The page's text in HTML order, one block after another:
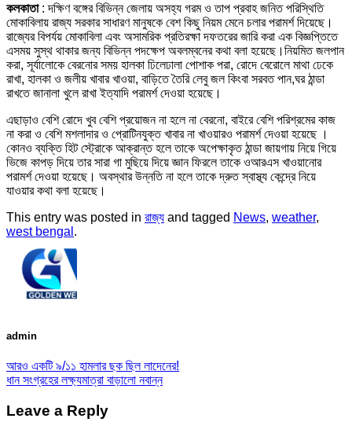
কলকাতা: দক্ষিণ বঙ্গের বিভিন্ন জেলায় অসহ্য গরম ও তাপ প্রবাহ জনিত পরিস্থিতি
মোকাবিলায় রাজ্য সরকার সাধারণ মানুষকে বেশ কিছু নিয়ম মেনে চলার পরামর্শ দিয়েছে।
রাজ্যের বিপর্যয় মোকাবিলা এবং অসামরিক প্রতিরক্ষা দফতরের জারি করা এক বিজ্ঞপ্তিতে
এসময় সুস্থ থাকার জন্য বিভিন্ন পদক্ষেপ অবলম্বনের কথা বলা হয়েছে।নিয়মিত জলপান
করা, সূর্যালোকে বেরনোর সময় হালকা ঢিলেঢালা পোশাক পরা, রোদে বেরোলে মাথা ঢেকে
রাখা, হালকা ও জলীয় খাবার খাওয়া, বাড়িতে তৈরি লেবু জল কিংবা সরবত পান,ঘর ঠান্ডা
রাখতে জানালা খুলে রাখা ইত্যাদি পরামর্শ দেওয়া হয়েছে।
এছাড়াও বেশি রোদে খুব বেশি প্রয়োজন না হলে না বেরনো, বাইরে বেশি পরিশ্রমের কাজ
না করা ও বেশি মশলাদার ও প্রোটিনযুক্ত খাবার না খাওয়ারও পরামর্শ দেওয়া হয়েছে ।
কোনও ব্যক্তি হিট স্ট্রোকে আক্রান্ত হলে তাকে অপেক্ষাকৃত ঠান্ডা জায়গায় নিয়ে গিয়ে
ভিজে কাপড় দিয়ে তার সারা গা মুছিয়ে দিয়ে জ্ঞান ফিরলে তাকে ওআরএস খাওয়ানোর
পরামর্শ দেওয়া হয়েছে। অবস্থার উন্নতি না হলে তাকে দ্রুত স্বাস্থ্য কেন্দ্রে নিয়ে
যাওয়ার কথা বলা হয়েছে।
This entry was posted in রাজ্য and tagged News, weather,
west bengal .
admin
আরও একটি ৯/১১ হামলার ছক ছিল লাদেনের!
ধান সংগ্রহের লক্ষ্যমাত্রা বাড়ালো নবান্ন
Leave a Reply